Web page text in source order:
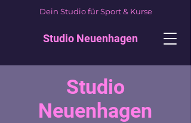
Studio Neuenhagen
Dein Studio für Sport & Kurse
Studio
Neuenhagen